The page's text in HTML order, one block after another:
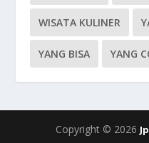
WISATA KULINER
YANG BISA YANG
Copyright © 2026